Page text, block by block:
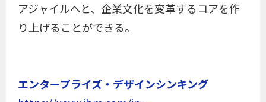
アジャイルへと、企業文化を変革するコアを作
り上げることができる。
エンタープライズ・デザインシンキング